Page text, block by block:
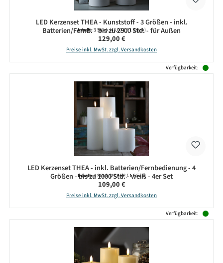
LED Kerzenset THEA - Kunststoff - 3 Größen - inkl.
Batterien/Fernb. - bis zu 2500 Std. - für Außen
Inhalt:3 Stück(43,00 € / 1 Stück)
Regulärer Preis:
129,00 €
Preise inkl. MwSt. zzgl. Versandkosten
Verfügbarkeit:
LED Kerzenset THEA - inkl. Batterien/Fernbedienung - 4
Größen - bis zu 1000 Std. - weiß - 4er Set
Inhalt:4 Stück(27,25 € / 1 Stück)
Regulärer Preis:
109,00 €
Preise inkl. MwSt. zzgl. Versandkosten
Verfügbarkeit: